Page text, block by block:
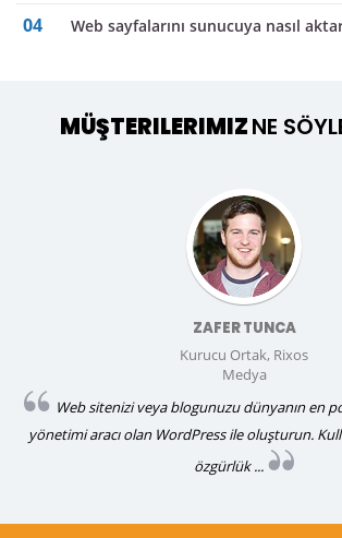
04 Web sayfalarını sunucuya nasıl
MÜŞTERILERIMIZNE
ZAFER TUNCA
Kurucu Ortak, Rixos
Medya
Web sitenizi veya blogunuzu dünyanın en
yönetimi aracı olan WordPress ile oluşturun.
özgürlük ...